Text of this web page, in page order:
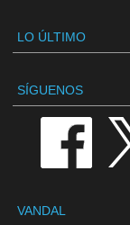
LO ÚLTIMO
SÍGUENOS
VANDAL